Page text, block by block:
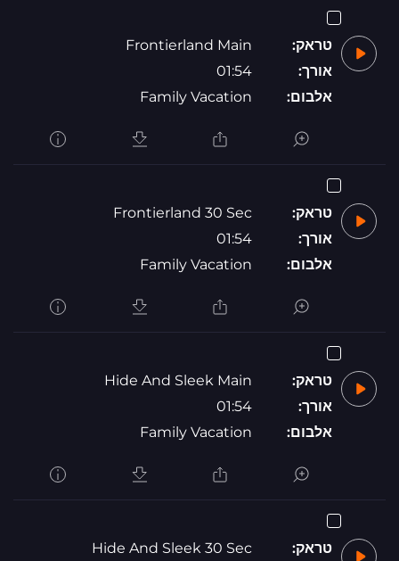
טראק:
Frontierland Main
אורך:
01:54
אלבום:
Family Vacation
טראק:
Frontierland 30 Sec
אורך:
01:54
אלבום:
Family Vacation
טראק:
Hide And Sleek Main
אורך:
01:54
אלבום:
Family Vacation
טראק:
Hide And Sleek 30 Sec